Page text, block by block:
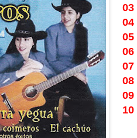
03
04
06
07
08
09